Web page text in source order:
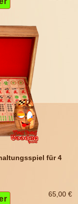
für 4
65,00 €